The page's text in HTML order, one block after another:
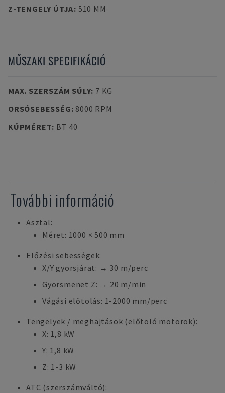
Z-TENGELY ÚTJA: 510 MM
MŰSZAKI SPECIFIKÁCIÓ
MAX. SZERSZÁM SÚLY: 7 KG
ORSÓSEBESSÉG: 8000 RPM
KÚPMÉRET: BT 40
További információ
Asztal:
Méret: 1000 × 500 mm
Előzési sebességek:
X/Y gyorsjárat: → 30 m/perc
Gyorsmenet Z: → 20 m/min
Vágási előtolás: 1-2000 mm/perc
Tengelyek / meghajtások (előtoló motorok):
X: 1,8 kW
Y: 1,8 kW
Z: 1-3 kW
ATC (szerszámváltó):